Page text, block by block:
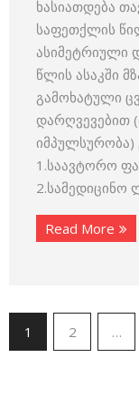
ხასიათდება
საფეთქლის
ასიმეტრიული
წლის ასაკში
გამოხატული
დარღვევებით
იმპულსურობა)
1.საავტორო
2.სამედიცინო
Read More
1 2 …